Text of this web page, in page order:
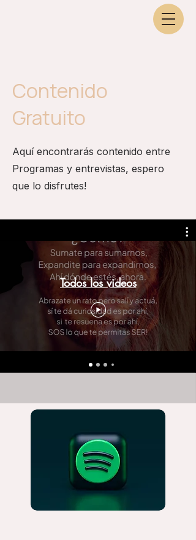
Contenido
Gratuito
Aquí encontrarás contenido entre
Programas y entrevistas, espero
que lo disfrutes!
Todos los videos